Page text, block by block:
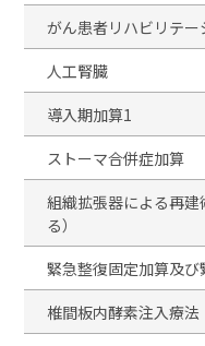
がん患者リハビリテー
人工腎臓
導入期加算1
ストーマ合併症加算
組織拡張器による再
る）
緊急整復固定加算及び
椎間板内酵素注入療法